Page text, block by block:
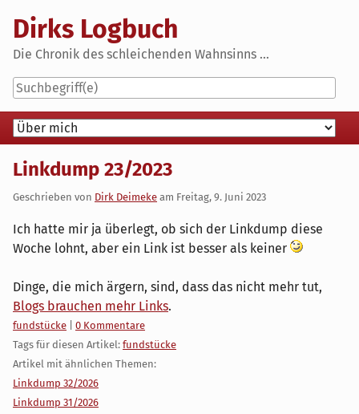
content
Dirks Logbuch
Die Chronik des schleichenden Wahnsinns ...
Navigation
Linkdump 23/2023
Geschrieben von Dirk Deimeke am Freitag, 9. Juni 2023
Ich hatte mir ja überlegt, ob sich der Linkdump diese
Woche lohnt, aber ein Link ist besser als keiner
Dinge, die mich ärgern, sind, dass das nicht mehr tut,
Blogs brauchen mehr Links.
Kategorien:
fundstücke
0 Kommentare
Tags für diesen Artikel: fundstücke
Artikel mit ähnlichen Themen:
Linkdump 32/2026
Linkdump 31/2026